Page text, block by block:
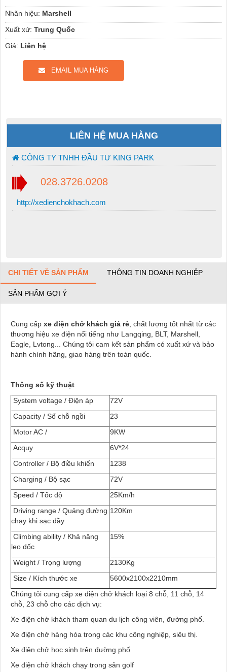
Nhãn hiệu: Marshell
Xuất xứ: Trung Quốc
Giá: Liên hệ
EMAIL MUA HÀNG
LIÊN HỆ MUA HÀNG
CÔNG TY TNHH ĐẦU TƯ KING PARK
028.3726.0208
http://xedienchokhach.com
CHI TIẾT VỀ SẢN PHẨM THÔNG TIN DOANH NGHIỆP
SẢN PHẨM GỢI Ý
Cung cấp xe điện chở khách giá rẻ , chất lượng tốt nhất từ các
thương hiệu xe điện nổi tiếng như Langqing, BLT, Marshell,
Eagle, Lvtong... Chúng tôi cam kết sản phẩm có xuất xứ và bảo
hành chính hãng, giao hàng trên toàn quốc.
Thông số kỹ thuật
System voltage / Điện áp
72V
Capacity / Số chỗ ngồi
23
Motor AC /
9KW
Acquy
6V*24
Controller / Bộ điều khiển
1238
Charging / Bộ sạc
72V
Speed / Tốc độ
25Km/h
Driving range / Quảng đường
chạy khi sạc đầy
120Km
Climbing ability / Khả năng
leo dốc
15%
Weight / Trọng lượng
2130Kg
Size / Kích thước xe
5600x2100x2210mm
Chúng tôi cung cấp xe điện chở khách loại 8 chỗ, 11 chỗ, 14
chỗ, 23 chỗ cho các dịch vụ:
Xe điện chở khách tham quan du lịch công viên, đường phố.
Xe điện chở hàng hóa trong các khu công nghiệp, siêu thị.
Xe điện chở học sinh trên đường phố
Xe điện chở khách chạy trong sân golf